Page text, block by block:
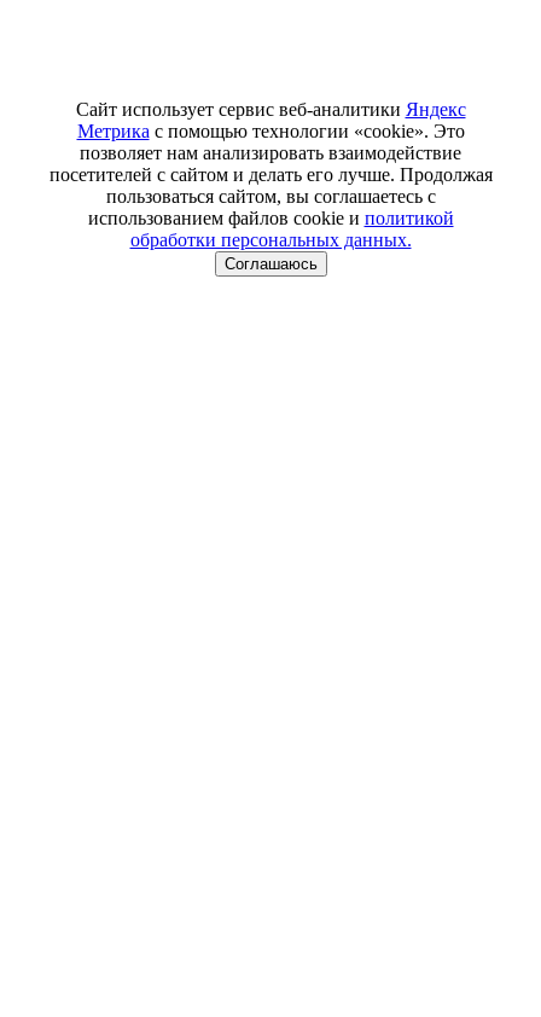
Сайт использует сервис веб-аналитики Яндекс
Метрика с помощью технологии «cookie». Это
позволяет нам анализировать взаимодействие
посетителей с сайтом и делать его лучше. Продолжая
пользоваться сайтом, вы соглашаетесь с
использованием файлов cookie и политикой
обработки персональных данных.
Соглашаюсь